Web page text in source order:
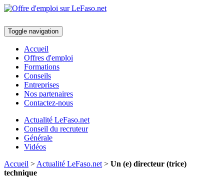
Toggle navigation
Accueil
Offres d'emploi
Formations
Conseils
Entreprises
Nos partenaires
Contactez-nous
Actualité LeFaso.net
Conseil du recruteur
Générale
Vidéos
Accueil > Actualité LeFaso.net > Un (e) directeur (trice)
technique